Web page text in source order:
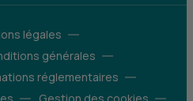
légales
générales
réglementaires